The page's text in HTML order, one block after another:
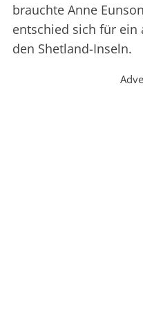
brauchte Anne
entschied sich für ein
den Shetland-Inseln.